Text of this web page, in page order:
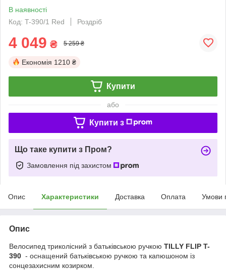
В наявності
Код: T-390/1 Red
Роздріб
4 049 ₴ 5 259 ₴
Економія 1210 ₴
Купити
або
Купити з
Що таке купити з Пром?
Замовлення під захистом
Опис Характеристики Доставка Оплата Умови
Опис
Велосипед триколісний з батьківською ручкою TILLY FLIP T-
390 - оснащений батьківською ручкою та капюшоном із
сонцезахисним козирком.